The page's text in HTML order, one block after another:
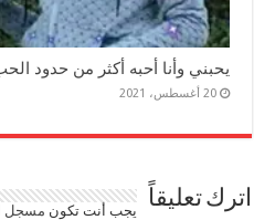
يحبني وأنا أحبه أكثر من حدود
20 أغسطس، 2021
اترك تعليقاً يجب أنت تكون مسجل